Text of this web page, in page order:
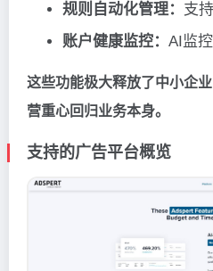
规则自动化管理： 支
账户健康监控： AI监
这些功能极大释放了中小企
营重心回归业务本身。
支持的广告平台概览